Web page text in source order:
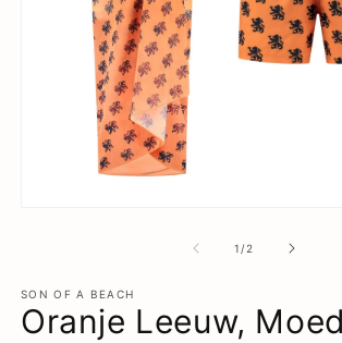
1 /van
2
SON OF A BEACH
Oranje Leeuw,